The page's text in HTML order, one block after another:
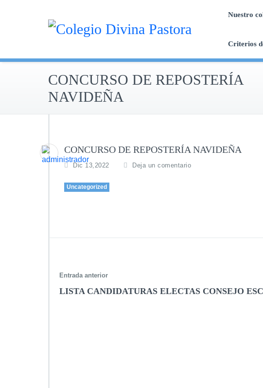
Nuestro
Criterios
CONCURSO DE REPOSTERÍA
NAVIDEÑA
CONCURSO DE REPOSTERÍA NAVIDEÑA
Dic 13,2022 Deja un comentario
Uncategorized
Entrada anterior
LISTA CANDIDATURAS ELECTAS CONSEJO